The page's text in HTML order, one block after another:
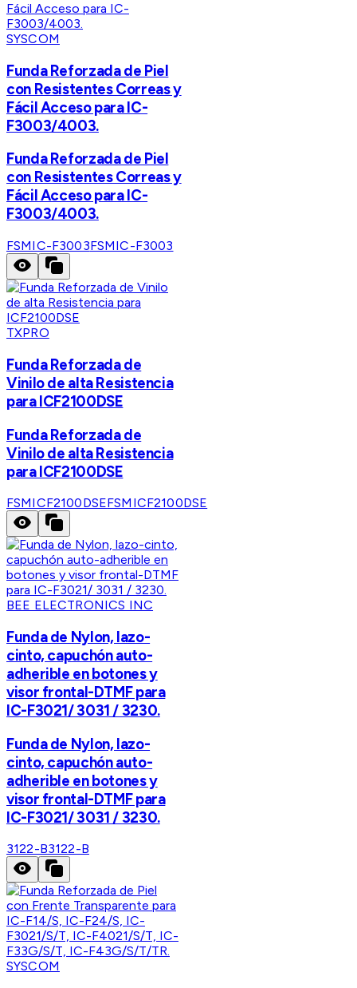
SYSCOM
Funda Reforzada de Piel
con Resistentes Correas y
Fácil Acceso para IC-
F3003/4003.
Funda Reforzada de Piel
con Resistentes Correas y
Fácil Acceso para IC-
F3003/4003.
FSMIC-F3003FSMIC-F3003
TXPRO
Funda Reforzada de
Vinilo de alta Resistencia
para ICF2100DSE
Funda Reforzada de
Vinilo de alta Resistencia
para ICF2100DSE
FSMICF2100DSEFSMICF2100DSE
BEE ELECTRONICS INC
Funda de Nylon, lazo-
cinto, capuchón auto-
adherible en botones y
visor frontal-DTMF para
IC-F3021/ 3031 / 3230.
Funda de Nylon, lazo-
cinto, capuchón auto-
adherible en botones y
visor frontal-DTMF para
IC-F3021/ 3031 / 3230.
3122-B3122-B
SYSCOM